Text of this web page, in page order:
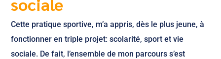
Cette pratique sportive, m’a appris, dès le plus jeune, à
fonctionner en triple projet: scolarité, sport et vie
sociale. De fait, l’ensemble de mon parcours s’est